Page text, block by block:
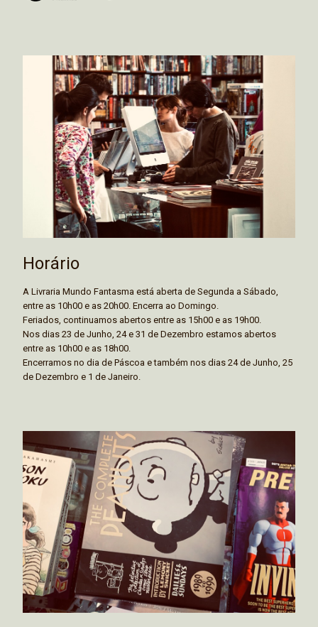
Horário
A Livraria Mundo Fantasma está aberta de Segunda a Sábado,
entre as 10h00 e as 20h00. Encerra ao Domingo.
Feriados, continuamos abertos entre as 15h00 e as 19h00.
Nos dias 23 de Junho, 24 e 31 de Dezembro estamos abertos
entre as 10h00 e as 18h00.
Encerramos no dia de Páscoa e também nos dias 24 de Junho, 25
de Dezembro e 1 de Janeiro.